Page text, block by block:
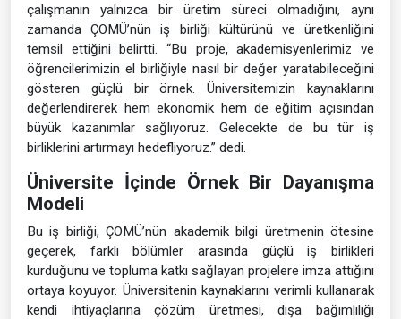
çalışmanın yalnızca bir üretim süreci olmadığını, aynı
zamanda ÇOMÜ’nün iş birliği kültürünü ve üretkenliğini
temsil ettiğini belirtti. “Bu proje, akademisyenlerimiz ve
öğrencilerimizin el birliğiyle nasıl bir değer yaratabileceğini
gösteren güçlü bir örnek. Üniversitemizin kaynaklarını
değerlendirerek hem ekonomik hem de eğitim açısından
büyük kazanımlar sağlıyoruz. Gelecekte de bu tür iş
birliklerini artırmayı hedefliyoruz.” dedi.
Üniversite İçinde Örnek Bir Dayanışma
Modeli
Bu iş birliği, ÇOMÜ’nün akademik bilgi üretmenin ötesine
geçerek, farklı bölümler arasında güçlü iş birlikleri
kurduğunu ve topluma katkı sağlayan projelere imza attığını
ortaya koyuyor. Üniversitenin kaynaklarını verimli kullanarak
kendi ihtiyaçlarına çözüm üretmesi, dışa bağımlılığı